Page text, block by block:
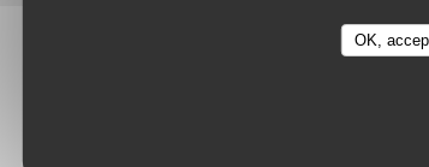
OK,
SCONE (CRÈME ET CONFITURE)